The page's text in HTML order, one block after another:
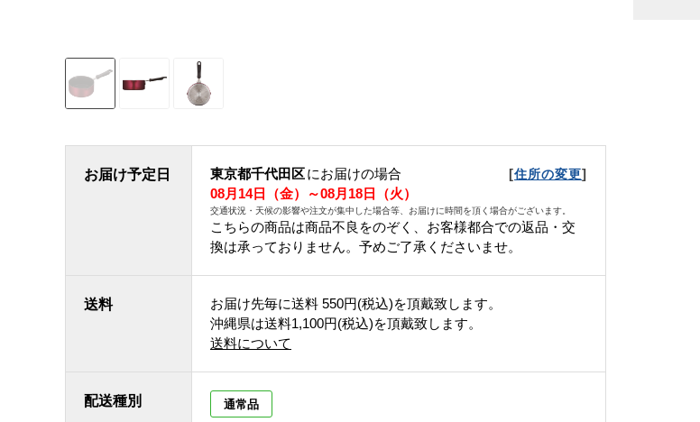
お届け予定日 東京都千代田区にお届けの場合 [住所の変更]
08月14日（金）～08月18日（火）
交通状況・天候の影響や注文が集中した場合等、お届けに時間を頂く場合がございます。
こちらの商品は商品不良をのぞく、お客様都合での返品・交
換は承っておりません。予めご了承くださいませ。
送料 お届け先毎に送料 550円(税込)を頂戴致します。
沖縄県は送料1,100円(税込)を頂戴致します。
送料について
配送種別 通常品